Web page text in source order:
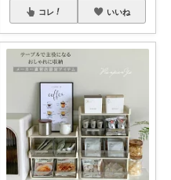
コレ いいね